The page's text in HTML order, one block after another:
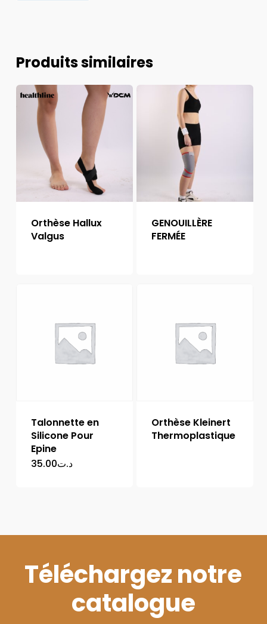
Produits similaires
Orthèse Hallux
Valgus
GENOUILLÈRE
FERMÉE
Talonnette en
Silicone Pour
Epine
د.ت35.00
Orthèse Kleinert
Thermoplastique
Téléchargez notre
catalogue